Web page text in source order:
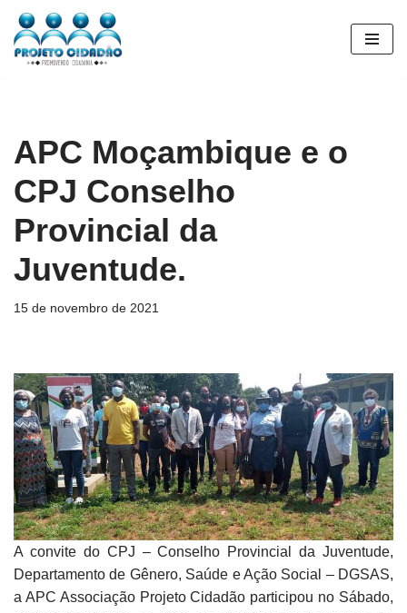
Pular
APC Moçambique e o
CPJ Conselho
Provincial da
Juventude.
15 de novembro de 2021
A convite do CPJ – Conselho Provincial da Juventude,
Departamento de Gênero, Saúde e Ação Social – DGSAS,
a APC Associação Projeto Cidadão participou no Sábado,